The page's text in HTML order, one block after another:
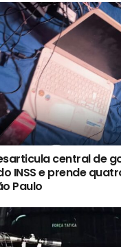
central de
INSS e prende
Paulo